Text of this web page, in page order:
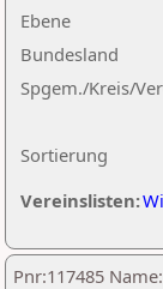
Ebene
Sortierung
Bundesland
Spgem./Kreis/
Vereinslisten:
Pnr:117485